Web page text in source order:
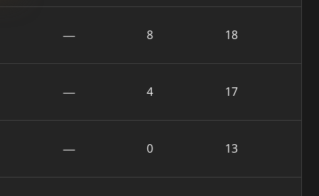
— 8 18
— 4 17
— 0 13